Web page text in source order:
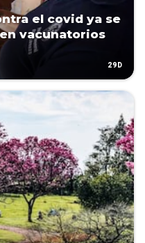
el covid ya se
vacunatorios
29D